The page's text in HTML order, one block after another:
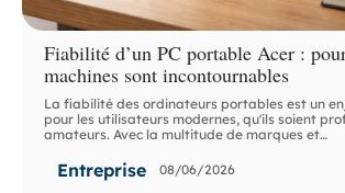
Fiabilité d’un PC portable Acer :
machines sont incontournables
La fiabilité des ordinateurs portables est un
pour les utilisateurs modernes, qu'ils soient
amateurs. Avec la multitude de marques et…
Entreprise 08/06/2026